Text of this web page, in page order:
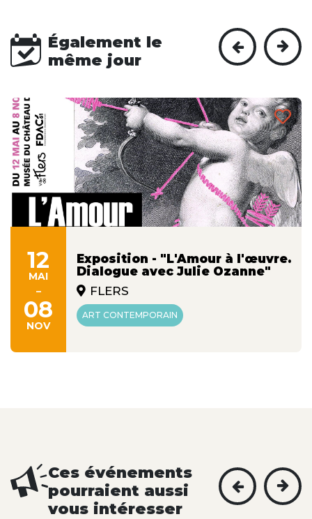
Également le
même jour
12
MAI
-
08
NOV
Exposition - "L'Amour à l'œuvre.
Dialogue avec Julie Ozanne"
FLERS
ART CONTEMPORAIN
Ces événements
pourraient aussi
vous intéresser